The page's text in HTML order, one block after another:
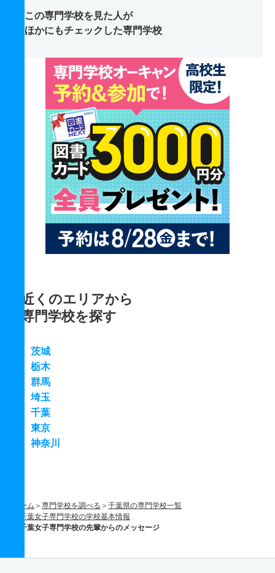
この専門学校を見た人が
ほかにもチェックした専門学校
近くのエリアから
専門学校を探す
茨城
栃木
群馬
埼玉
千葉
東京
神奈川
ホーム 専門学校を調べる
千葉県の専門学校一覧
千葉女子専門学校の学校基本情報
千葉女子専門学校の先輩からのメッセージ